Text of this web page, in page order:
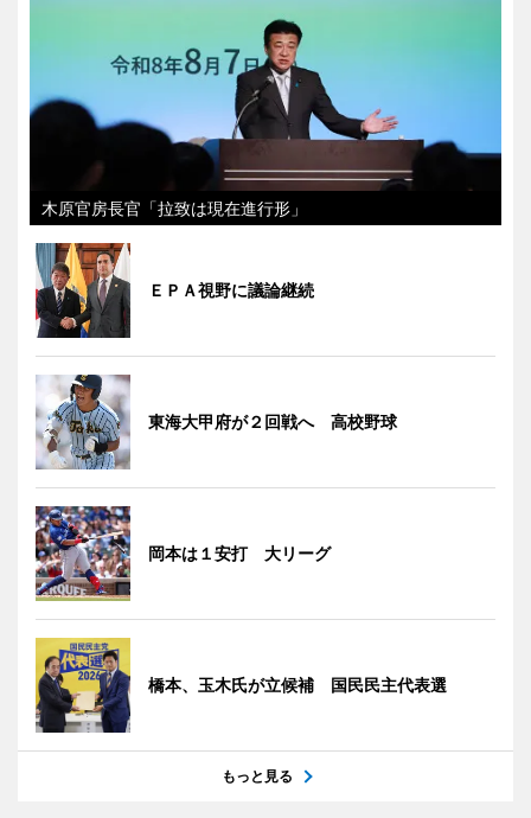
木原官房長官「拉致は現在進行形」
ＥＰＡ視野に議論継続
東海大甲府が２回戦へ 高校野球
岡本は１安打 大リーグ
橋本、玉木氏が立候補 国民民主代表選
もっと見る